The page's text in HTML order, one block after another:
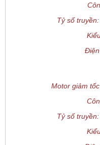
Tỷ số
Motor giảm
Tỷ số